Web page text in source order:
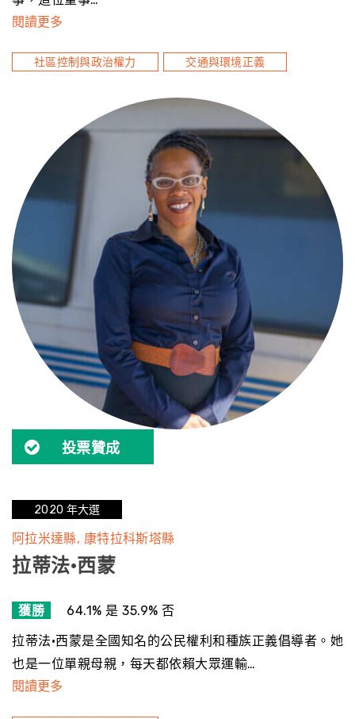
閱讀更多
社區控制與政治權力 交通與環境正義
投票贊成
2020 年大選
阿拉米達縣 康特拉科斯塔縣
拉蒂法·西蒙
獲勝 64.1% 是 35.9% 否
拉蒂法·西蒙是全國知名的公民權利和種族正義倡導者。她
也是一位單親母親，每天都依賴大眾運輸…
閱讀更多